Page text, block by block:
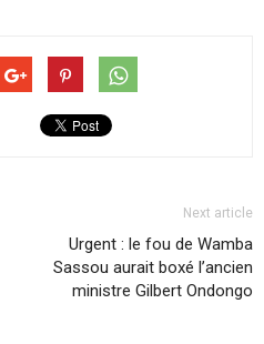
Next article
Urgent : le fou de Wamba
Sassou aurait boxé l’ancien
ministre Gilbert Ondongo